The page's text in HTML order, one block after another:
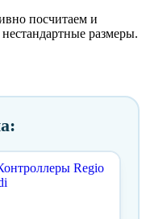
посчитаем и
размеры.